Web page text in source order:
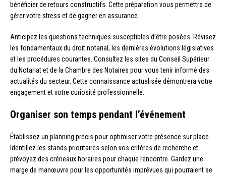
bénéficier de retours constructifs. Cette préparation vous permettra de
gérer votre stress et de gagner en assurance.
Anticipez les questions techniques susceptibles d’être posées. Révisez
les fondamentaux du droit notarial, les dernières évolutions législatives
et les procédures courantes. Consultez les sites du Conseil Supérieur
du Notariat et de la Chambre des Notaires pour vous tenir informé des
actualités du secteur. Cette connaissance actualisée démontrera votre
engagement et votre curiosité professionnelle.
Organiser son temps pendant l’événement
Établissez un planning précis pour optimiser votre présence sur place.
Identifiez les stands prioritaires selon vos critères de recherche et
prévoyez des créneaux horaires pour chaque rencontre. Gardez une
marge de manœuvre pour les opportunités imprévues qui pourraient se